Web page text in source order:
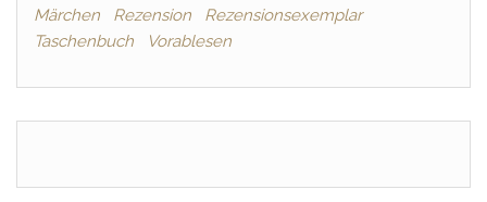
Märchen Rezension
Rezensionsexemplar
Taschenbuch
Vorablesen